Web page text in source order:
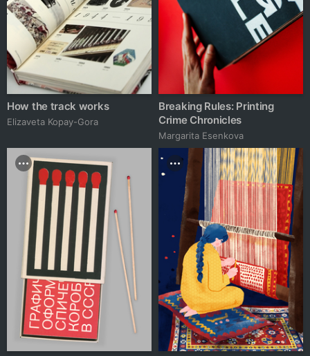
How the track works
Elizaveta Kopay-Gora
Breaking Rules: Printing
Crime Chronicles
Margarita Esenkova